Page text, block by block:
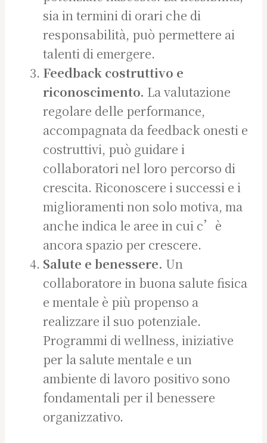
sia in termini di orari che di
responsabilità, può permettere ai
talenti di emergere.
Feedback costruttivo e
riconoscimento. La valutazione
regolare delle performance,
accompagnata da feedback onesti e
costruttivi, può guidare i
collaboratori nel loro percorso di
crescita. Riconoscere i successi e i
miglioramenti non solo motiva, ma
anche indica le aree in cui c’è
ancora spazio per crescere.
Salute e benessere. Un
collaboratore in buona salute fisica
e mentale è più propenso a
realizzare il suo potenziale.
Programmi di wellness, iniziative
per la salute mentale e un
ambiente di lavoro positivo sono
fondamentali per il benessere
organizzativo.